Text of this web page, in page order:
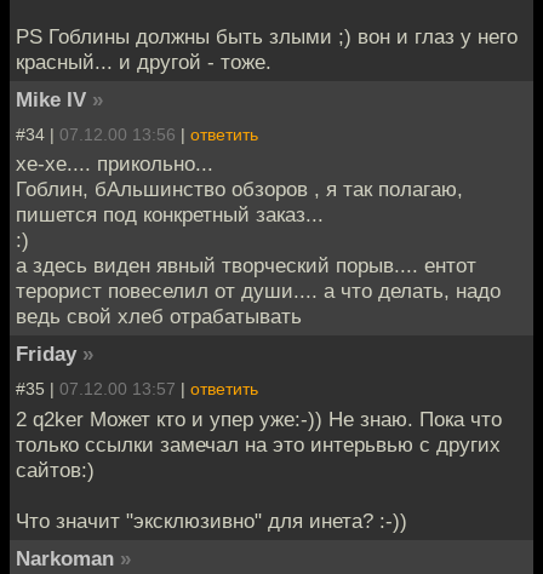
PS Гоблины должны быть злыми ;) вон и глаз у него
красный... и другой - тоже.
Mike IV »
#34 | 07.12.00 13:56 | ответить
хе-хе.... прикольно...
Гоблин, бАльшинство обзоров , я так полагаю,
пишется под конкретный заказ...
:)
а здесь виден явный творческий порыв.... ентот
терорист повеселил от души.... а что делать, надо
ведь свой хлеб отрабатывать
Friday »
#35 | 07.12.00 13:57 | ответить
2 q2ker Может кто и упер уже:-)) Не знаю. Пока что
только ссылки замечал на это интерьвью с других
сайтов:)
Что значит "эксклюзивно" для инета? :-))
Narkoman »